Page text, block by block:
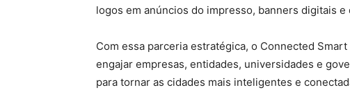
logos em anúncios do impresso, banners digitais e
Com essa parceria estratégica, o Connected
engajar empresas, entidades, universidades e
para tornar as cidades mais inteligentes e